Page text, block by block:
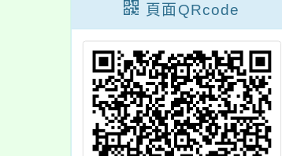
頁面QRcode
免試入學志願
國立清華大學師資培
育中心人才資料庫建
置事宜